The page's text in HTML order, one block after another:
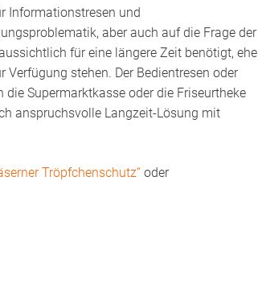
Informationstresen und
aber auch auf die Frage der
für eine längere Zeit benötigt, ehe
stehen. Der Bedientresen oder
Supermarktkasse oder die Friseurtheke
anspruchsvolle Langzeit-Lösung mit
Tröpfchenschutz“ oder